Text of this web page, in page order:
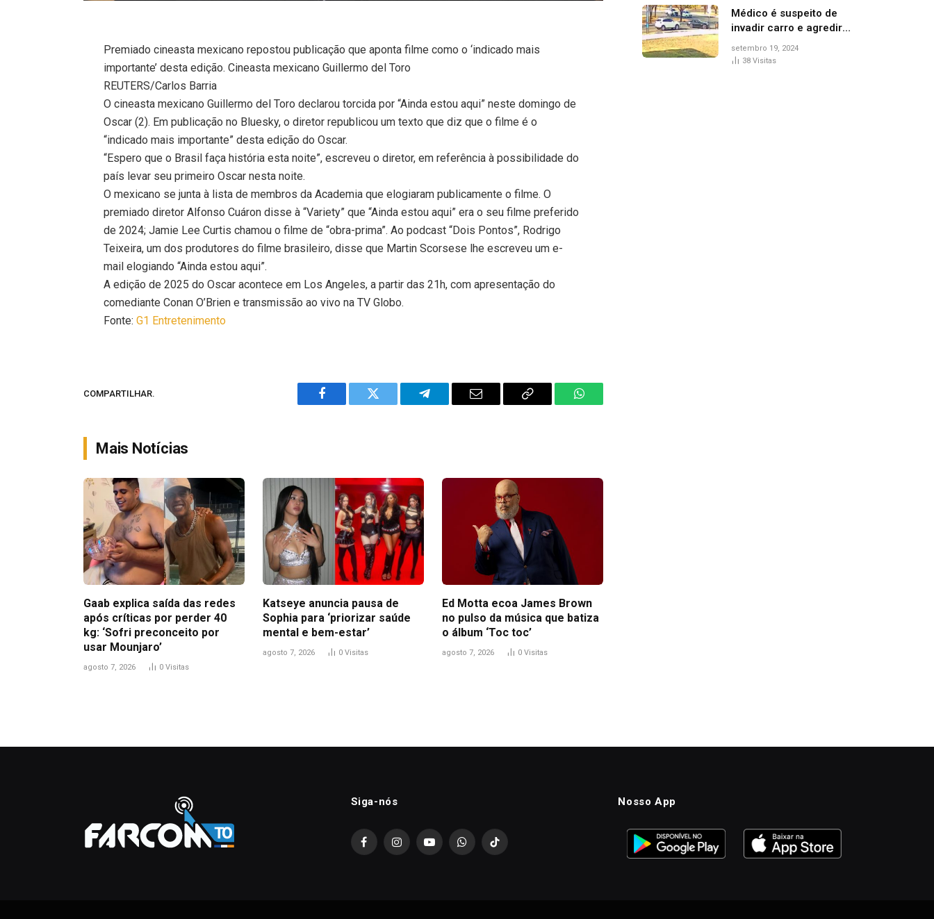
Premiado cineasta mexicano repostou publicação que aponta filme como o ‘indicado mais
importante’ desta edição. Cineasta mexicano Guillermo del Toro
REUTERS/Carlos Barria
O cineasta mexicano Guillermo del Toro declarou torcida por “Ainda estou aqui” neste domingo de
Oscar (2). Em publicação no Bluesky, o diretor republicou um texto que diz que o filme é o
“indicado mais importante” desta edição do Oscar.
“Espero que o Brasil faça história esta noite”, escreveu o diretor, em referência à possibilidade do
país levar seu primeiro Oscar nesta noite.
O mexicano se junta à lista de membros da Academia que elogiaram publicamente o filme. O
premiado diretor Alfonso Cuáron disse à “Variety” que “Ainda estou aqui” era o seu filme preferido
de 2024; Jamie Lee Curtis chamou o filme de “obra-prima”. Ao podcast “Dois Pontos”, Rodrigo
Teixeira, um dos produtores do filme brasileiro, disse que Martin Scorsese lhe escreveu um e-
mail elogiando “Ainda estou aqui”.
A edição de 2025 do Oscar acontece em Los Angeles, a partir das 21h, com apresentação do
comediante Conan O’Brien e transmissão ao vivo na TV Globo.
Fonte:G1 Entretenimento
COMPARTILHAR.
Facebook Twitter Telegram Email
Copy
WhatsApp
Mais Notícias
Gaab explica saída das redes
após críticas por perder 40
kg: ‘Sofri preconceito por
usar Mounjaro’
agosto 7, 2026 0 Visitas
Katseye anuncia pausa de
Sophia para ‘priorizar saúde
mental e bem-estar’
agosto 7, 2026 0 Visitas
Ed Motta ecoa James Brown
no pulso da música que batiza
o álbum ‘Toc toc’
agosto 7, 2026 0 Visitas
Médico é suspeito de
invadir carro e agredir
delegado aposentado
durante confusão no
setembro 19, 2024
38 Visitas
Siga-nós
FacebookInstagramYouTubeWhatsAppTikTok
Nosso App